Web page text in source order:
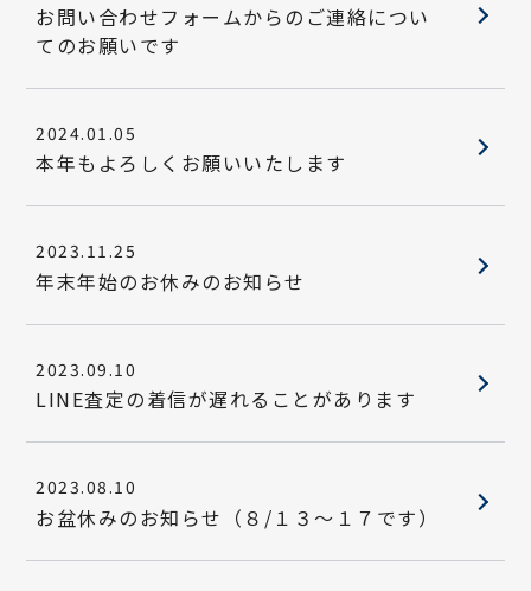
お問い合わせフォームからのご連絡につい
てのお願いです
2024.01.05
本年もよろしくお願いいたします
2023.11.25
年末年始のお休みのお知らせ
2023.09.10
LINE査定の着信が遅れることがあります
2023.08.10
お盆休みのお知らせ（８/１３～１７です）